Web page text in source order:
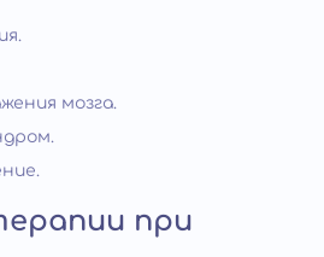
мозга.
при